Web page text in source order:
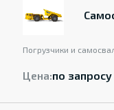
Погрузчики и
Цена:по запросу